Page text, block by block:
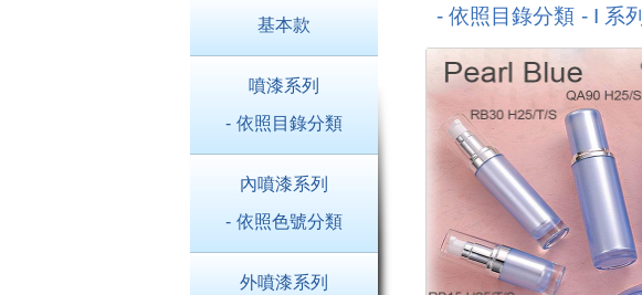
基本款
噴漆系列
- 依照目錄分類
內噴漆系列
- 依照色號分類
外噴漆系列
- 依照目錄分類 - I 系列